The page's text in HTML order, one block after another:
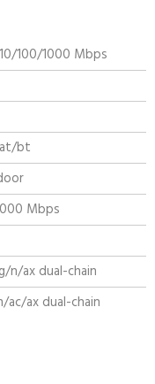
100/1000 Mbps
bt
Mbps
n/ax dual-chain
ac/ax dual-chain